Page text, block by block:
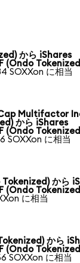
から iShares
(Ondo
SOXXon に相当
Multifactor
から iShares
(Ondo
SOXXon に相当
から
(Ondo
に相当
から
(Ondo
SOXXon に相当